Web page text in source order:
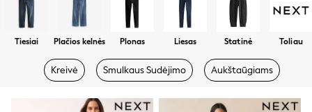
Socks
Multipacks
All Boys Sport & Swimwear
Trainers & Pumps
Swimwear
Tops
Joggers
Tiesiai Plačios kelnės Plonas Liesas Statinė Toliau
Kreivė Smulkaus Sudėjimo Aukštaūgiams